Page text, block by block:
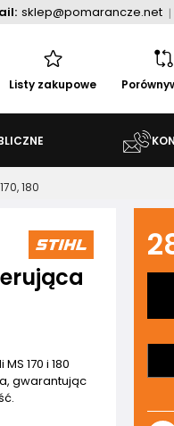
sklep@pomarancze.net
Listy zakupowe
180
170 i 180
gwarantując